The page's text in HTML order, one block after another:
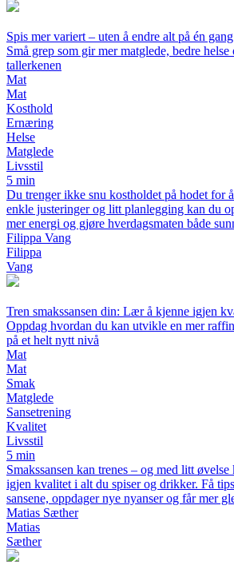
Spis mer variert – uten å endre alt på én gang
Små grep som gir mer matglede, bedre
tallerkenen
Mat
Mat
Kosthold
Ernæring
Helse
Matglede
Livsstil
5 min
Du trenger ikke snu kostholdet på hodet for
enkle justeringer og litt planlegging kan du
mer energi og gjøre hverdagsmaten både
Filippa Vang
Filippa
Vang
Tren smakssansen din: Lær å kjenne igjen
Oppdag hvordan du kan utvikle en mer
på et helt nytt nivå
Mat
Mat
Smak
Matglede
Sansetrening
Kvalitet
Livsstil
5 min
Smakssansen kan trenes – og med litt
igjen kvalitet i alt du spiser og drikker. Få
sansene, oppdager nye nyanser og får mer
Matias Sæther
Matias
Sæther